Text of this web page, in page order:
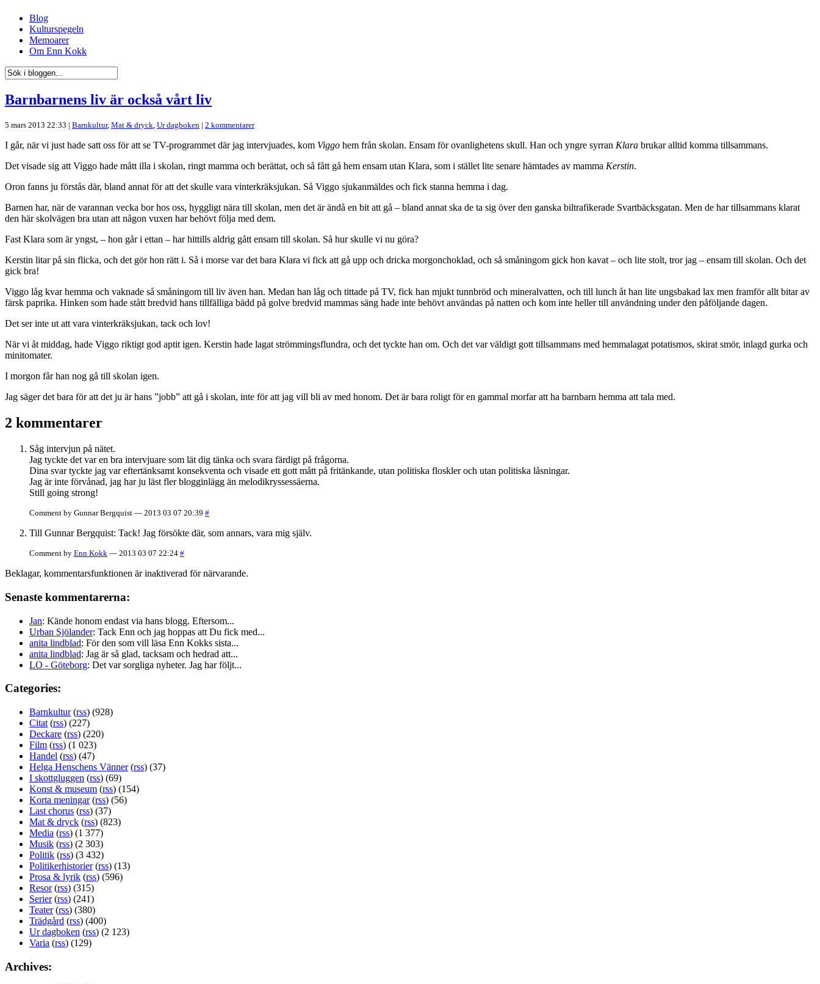
Blog
Kulturspegeln
Memoarer
Om Enn Kokk
Barnbarnens liv är också vårt liv
5 mars 2013 22:33 | Barnkultur, Mat & dryck, Ur dagboken | 2 kommentarer
I går, när vi just hade satt oss för att se TV-programmet där jag intervjuades, kom Viggo hem från skolan. Ensam för ovanlighetens skull. Han och yngre syrran Klara brukar alltid komma tillsammans.
Det visade sig att Viggo hade mått illa i skolan, ringt mamma och berättat, och så fått gå hem ensam utan Klara, som i stället lite senare hämtades av mamma Kerstin.
Oron fanns ju förstås där, bland annat för att det skulle vara vinterkräksjukan. Så Viggo sjukanmäldes och fick stanna hemma i dag.
Barnen har, när de varannan vecka bor hos oss, hyggligt nära till skolan, men det är ändå en bit att gå – bland annat ska de ta sig över den ganska biltrafikerade Svartbäcksgatan. Men de har tillsammans klarat
den här skolvägen bra utan att någon vuxen har behövt följa med dem.
Fast Klara som är yngst, – hon går i ettan – har hittills aldrig gått ensam till skolan. Så hur skulle vi nu göra?
Kerstin litar på sin flicka, och det gör hon rätt i. Så i morse var det bara Klara vi fick att gå upp och dricka morgonchoklad, och så småningom gick hon kavat – och lite stolt, tror jag – ensam till skolan. Och det
gick bra!
Viggo låg kvar hemma och vaknade så småningom till liv även han. Medan han låg och tittade på TV, fick han mjukt tunnbröd och mineralvatten, och till lunch åt han lite ungsbakad lax men framför allt bitar av
färsk paprika. Hinken som hade stått bredvid hans tillfälliga bädd på golve bredvid mammas säng hade inte behövt användas på natten och kom inte heller till användning under den påföljande dagen.
Det ser inte ut att vara vinterkräksjukan, tack och lov!
När vi åt middag, hade Viggo riktigt god aptit igen. Kerstin hade lagat strömmingsflundra, och det tyckte han om. Och det var väldigt gott tillsammans med hemmalagat potatismos, skirat smör, inlagd gurka och
minitomater.
I morgon får han nog gå till skolan igen.
Jag säger det bara för att det ju är hans ”jobb” att gå i skolan, inte för att jag vill bli av med honom. Det är bara roligt för en gammal morfar att ha barnbarn hemma att tala med.
2 kommentarer
Såg intervjun på nätet.
Jag tyckte det var en bra intervjuare som lät dig tänka och svara färdigt på frågorna.
Dina svar tyckte jag var eftertänksamt konsekventa och visade ett gott mått på fritänkande, utan politiska floskler och utan politiska låsningar.
Jag är inte förvånad, jag har ju läst fler blogginlägg än melodikryssessäerna.
Still going strong!
Comment by Gunnar Bergquist — 2013 03 07 20:39 #
Till Gunnar Bergquist: Tack! Jag försökte där, som annars, vara mig själv.
Comment by Enn Kokk — 2013 03 07 22:24 #
Beklagar, kommentarsfunktionen är inaktiverad för närvarande.
Senaste kommentarerna:
Jan: Kände honom endast via hans blogg. Eftersom...
Urban Sjölander: Tack Enn och jag hoppas att Du fick med...
anita lindblad: För den som vill läsa Enn Kokks sista...
anita lindblad: Jag är så glad, tacksam och hedrad att...
LO - Göteborg: Det var sorgliga nyheter. Jag har följt...
Categories:
Barnkultur(rss) (928)
Citat (rss) (227)
Deckare (rss) (220)
Film (rss) (1 023)
Handel (rss) (47)
Helga Henschens Vänner(rss) (37)
I skottgluggen (rss) (69)
Konst & museum (rss) (154)
Korta meningar(rss) (56)
Last chorus (rss) (37)
Mat & dryck (rss) (823)
Media (rss) (1 377)
Musik (rss) (2 303)
Politik (rss) (3 432)
Politikerhistorier(rss) (13)
Prosa & lyrik (rss) (596)
Resor(rss) (315)
Serier(rss) (241)
Teater(rss) (380)
Trädgård (rss) (400)
Ur dagboken (rss) (2 123)
Varia (rss) (129)
Archives: